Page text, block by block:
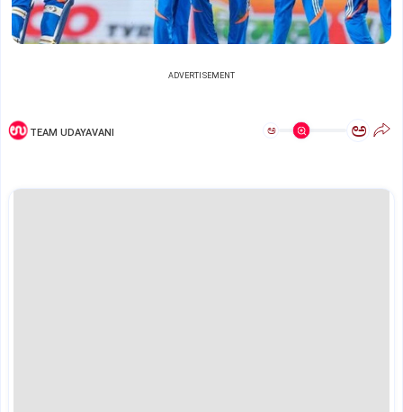
ADVERTISEMENT
TEAM UDAYAVANI ಅ ಅ